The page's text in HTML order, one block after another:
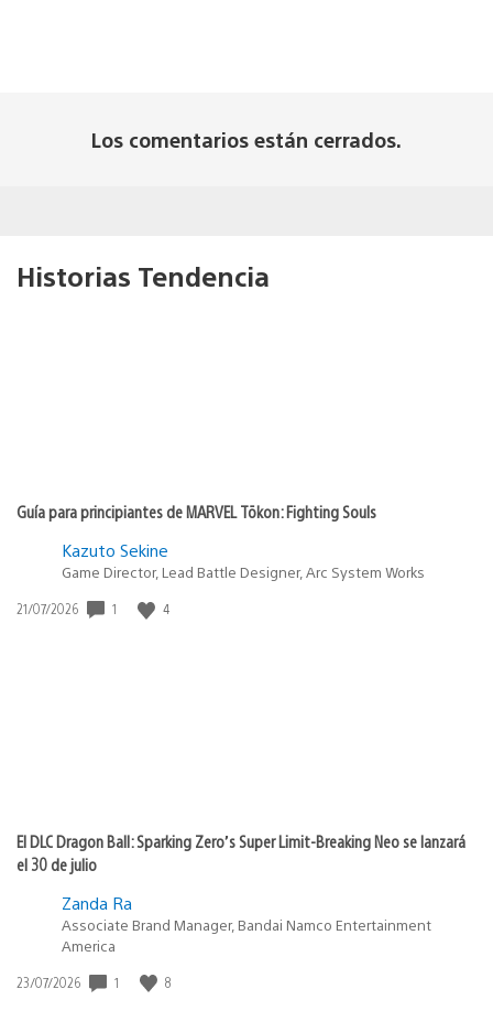
Los comentarios están cerrados.
Historias Tendencia
Guía para principiantes de MARVEL Tōkon: Fighting Souls
Kazuto Sekine
Game Director, Lead Battle Designer, Arc System Works
Fecha
21/07/2026 1 4
El DLC Dragon Ball: Sparking Zero’s Super Limit-Breaking Neo se lanzará
el 30 de julio
Zanda Ra
Associate Brand Manager, Bandai Namco Entertainment
America
Fecha
23/07/2026 1 8